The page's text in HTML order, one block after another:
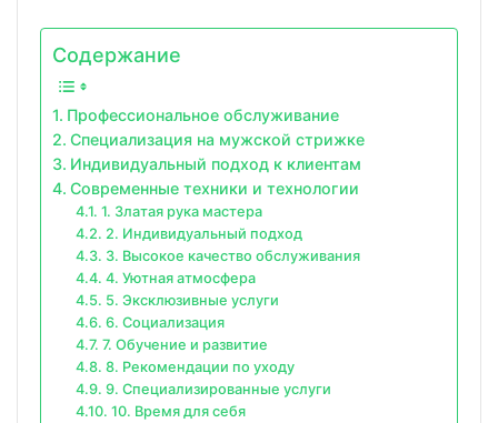
Содержание
Профессиональное обслуживание
Специализация на мужской стрижке
Индивидуальный подход к клиентам
Современные техники и технологии
1. Златая рука мастера
2. Индивидуальный подход
3. Высокое качество обслуживания
4. Уютная атмосфера
5. Эксклюзивные услуги
6. Социализация
7. Обучение и развитие
8. Рекомендации по уходу
9. Специализированные услуги
10. Время для себя